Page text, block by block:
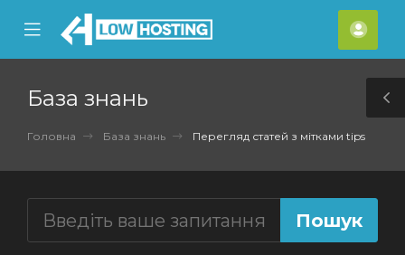
Mobile
Menu
База знань
Головна База знань Перегляд статей з мітками tips